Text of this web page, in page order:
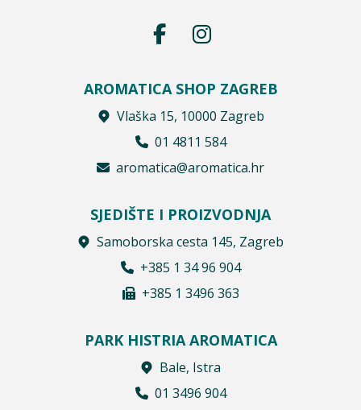
AROMATICA SHOP ZAGREB
Vlaška 15, 10000 Zagreb
01 4811 584
aromatica@aromatica.hr
SJEDIŠTE I PROIZVODNJA
Samoborska cesta 145, Zagreb
+385 1 34 96 904
+385 1 3496 363
PARK HISTRIA AROMATICA
Bale, Istra
01 3496 904